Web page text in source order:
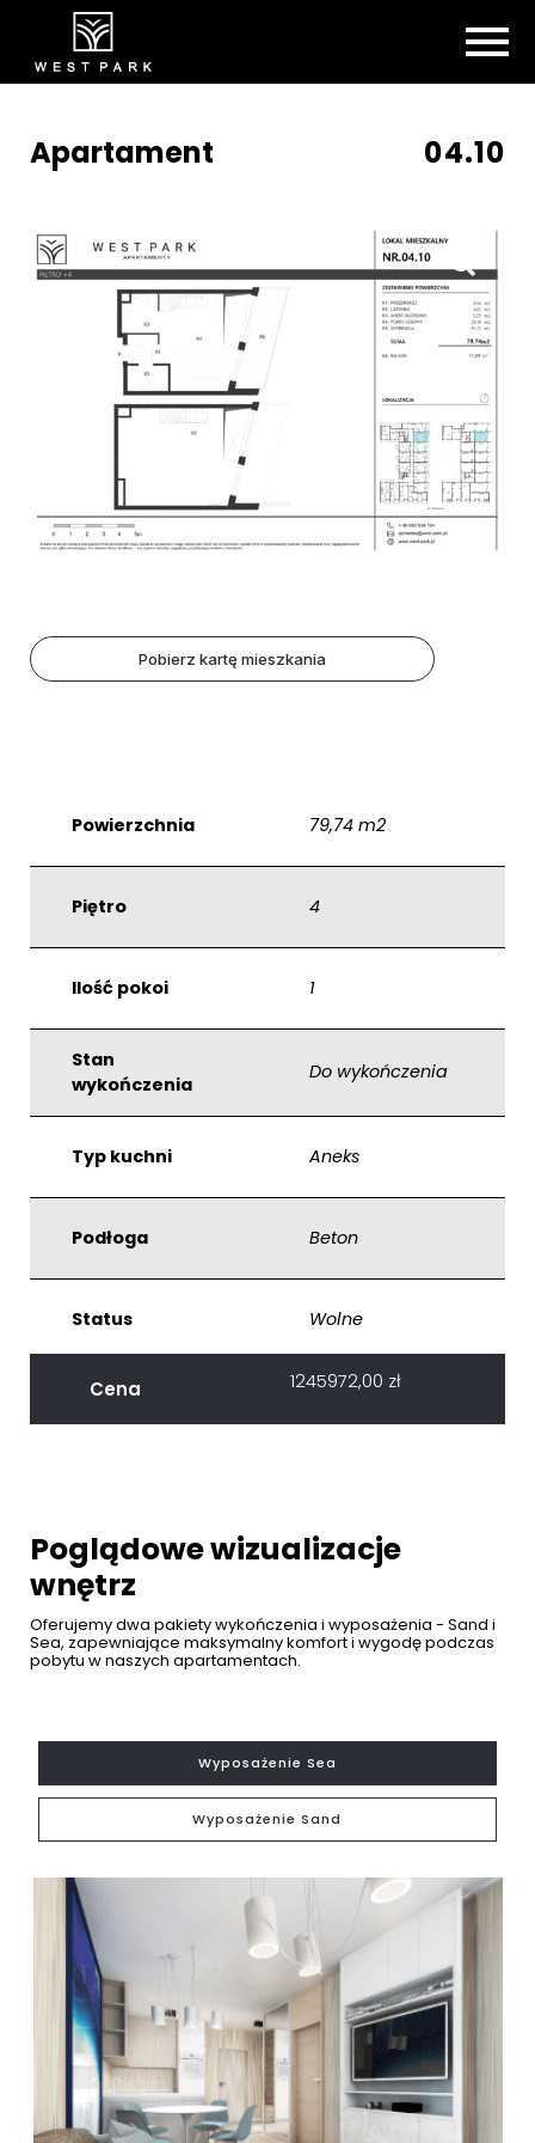
Apartament 04.10
Pobierz kartę mieszkania
Powierzchnia 79,74 m2
Piętro 4
Ilość pokoi 1
Stan
wykończenia
Do wykończenia
Typ kuchni Aneks
Podłoga Beton
Status Wolne
Cena 1245972,00 zł
Poglądowe wizualizacje
wnętrz
Oferujemy dwa pakiety wykończenia i wyposażenia - Sand i
Sea, zapewniające maksymalny komfort i wygodę podczas
pobytu w naszych apartamentach.
Wyposażenie Sea
Wyposażenie Sand